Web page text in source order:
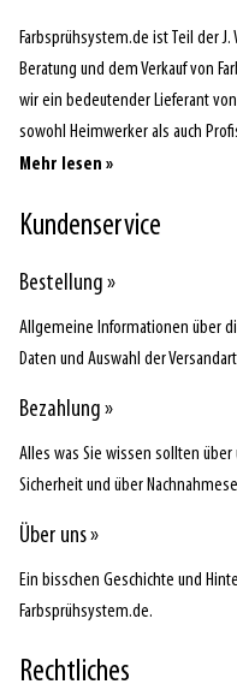
Farbsprühsystem.de ist Teil der
Beratung und dem Verkauf von
wir ein bedeutender Lieferant
sowohl Heimwerker als auch
Mehr lesen »
Kundenservice
Bestellung »
Allgemeine Informationen über
Daten und Auswahl der
Bezahlung »
Alles was Sie wissen sollten
Sicherheit und über
Über uns »
Ein bisschen Geschichte und
Farbsprühsystem.de.
Rechtliches